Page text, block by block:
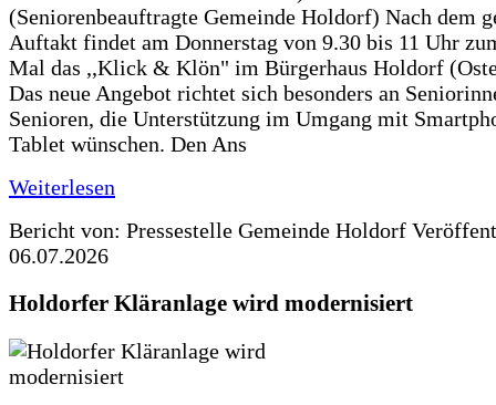
(Seniorenbeauftragte Gemeinde Holdorf) Nach dem
Auftakt findet am Donnerstag von 9.30 bis 11 Uhr
Mal das ,,Klick & Klön" im Bürgerhaus Holdorf
Das neue Angebot richtet sich besonders an
Senioren, die Unterstützung im Umgang mit
Tablet wünschen. Den Ans
Weiterlesen
Bericht von: Pressestelle Gemeinde Holdorf
06.07.2026
Holdorfer Kläranlage wird modernisiert